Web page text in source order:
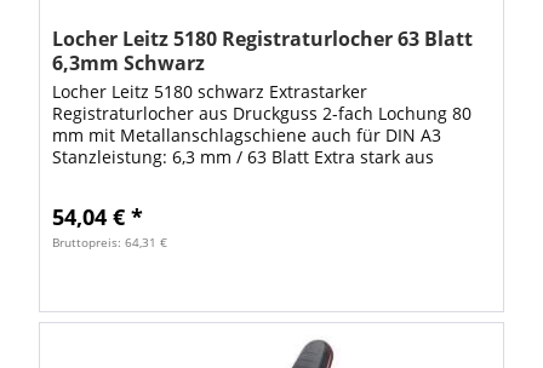
Locher Leitz 5180 Registraturlocher 63 Blatt
6,3mm Schwarz
Locher Leitz 5180 schwarz Extrastarker
Registraturlocher aus Druckguss 2-fach Lochung 80
mm mit Metallanschlagschiene auch für DIN A3
Stanzleistung: 6,3 mm / 63 Blatt Extra stark aus
54,04 € *
Bruttopreis: 64,31 €